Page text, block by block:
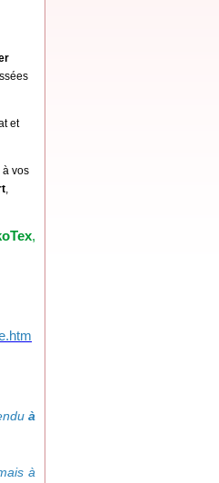
et
à vos
,
,
à
à